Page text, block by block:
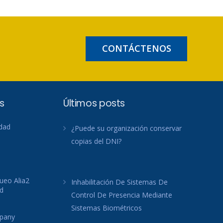
CONTÁCTENOS
Alia2
Últimos posts
¿Puede su organización conservar
copias del DNI?
Inhabilitación De Sistemas De
Control De Presencia Mediante
Sistemas Biométricos